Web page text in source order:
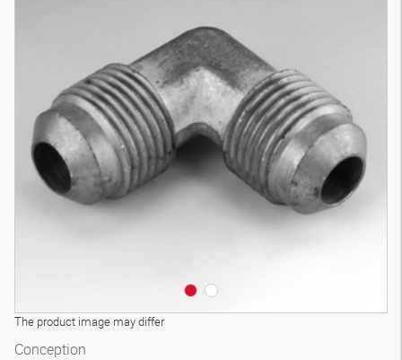
The product image may differ
Conception